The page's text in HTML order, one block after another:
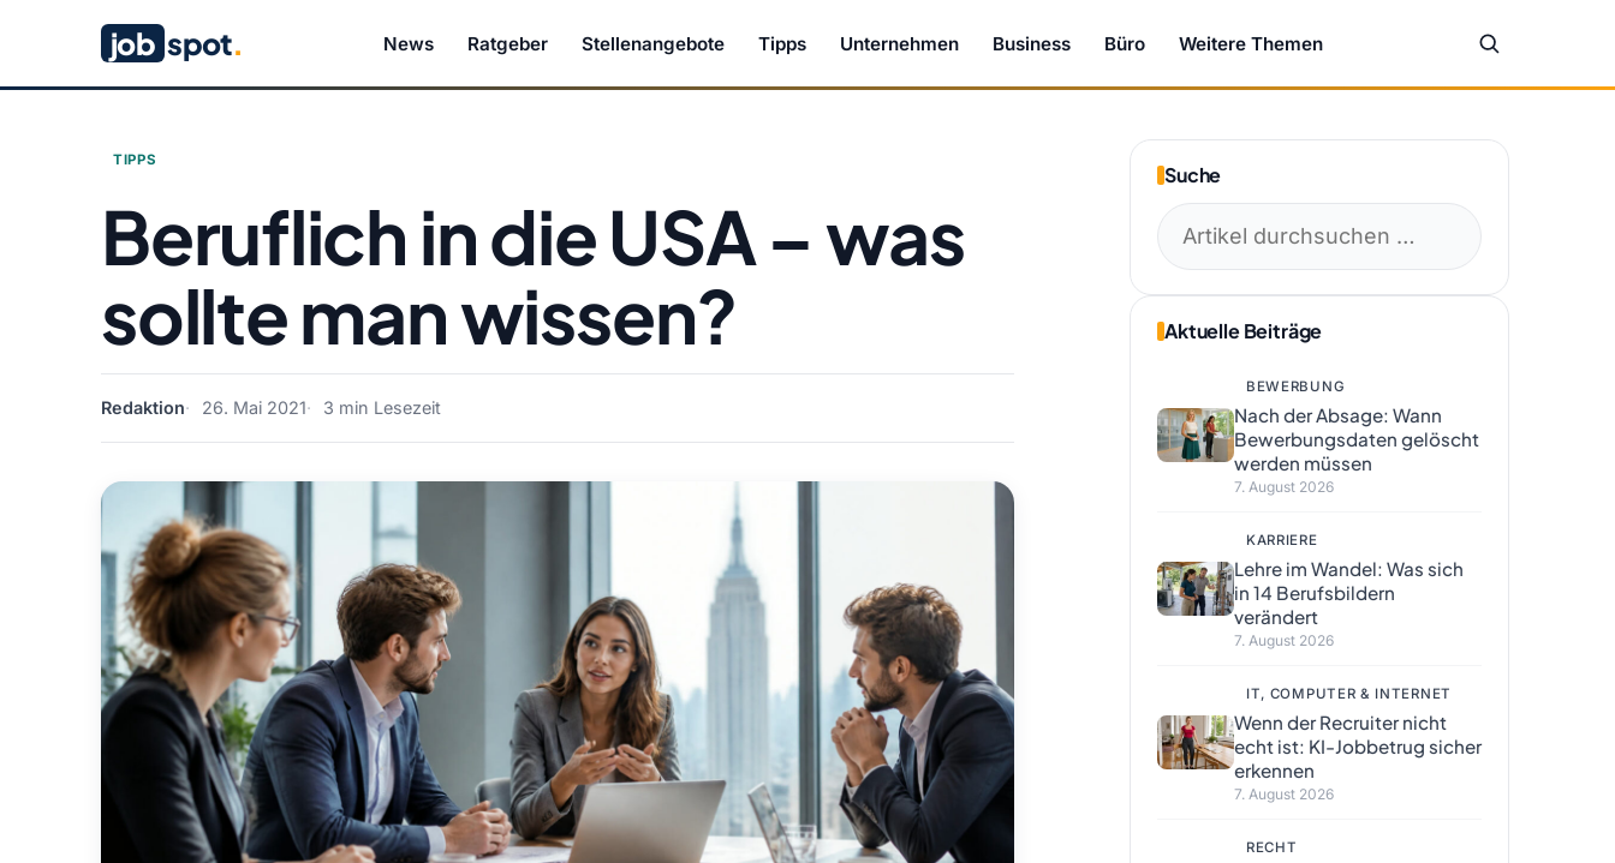
job spot. News Ratgeber Stellenangebote Tipps Unternehmen Business Büro Weitere Themen
TIPPS
Beruflich in die USA – was
sollte man wissen?
Redaktion 26. Mai 2021 3 min Lesezeit
Suche
Aktuelle Beiträge
BEWERBUNG
Nach der Absage: Wann
Bewerbungsdaten gelöscht
werden müssen
7. August 2026
KARRIERE
Lehre im Wandel: Was sich
in 14 Berufsbildern
verändert
7. August 2026
IT, COMPUTER & INTERNET
Wenn der Recruiter nicht
echt ist: KI-Jobbetrug sicher
erkennen
7. August 2026
RECHT